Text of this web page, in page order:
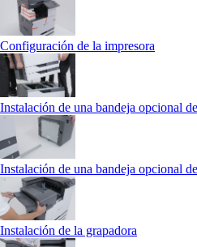
Configuración de la impresora
Instalación de una bandeja opcional
Instalación de una bandeja opcional
Instalación de la grapadora